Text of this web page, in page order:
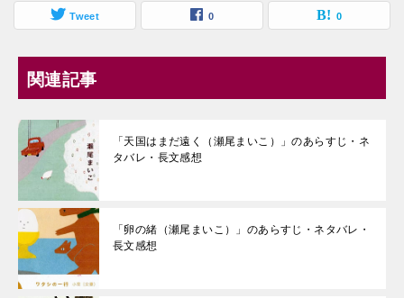
Tweet 0 0
関連記事
「天国はまだ遠く（瀬尾まいこ）」のあらすじ・ネ
タバレ・長文感想
「卵の緒（瀬尾まいこ）」のあらすじ・ネタバレ・
長文感想